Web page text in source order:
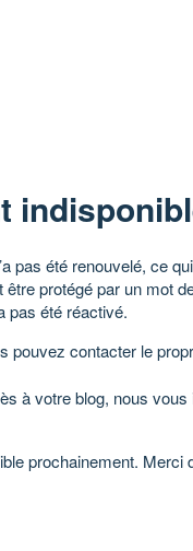
pas été renouvelé, ce
protégé par un mot
pas été réactivé.
pouvez contacter le
à votre blog, nous
prochainement. Merci